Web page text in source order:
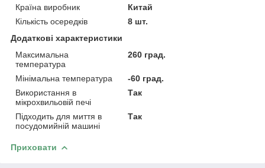
Країна виробник
Китай
Кількість осередків
8 шт.
Додаткові характеристики
Максимальна
температура
260 град.
Мінімальна температура
-60 град.
Використання в
мікрохвильовій печі
Так
Підходить для миття в
посудомийній машині
Так
Приховати